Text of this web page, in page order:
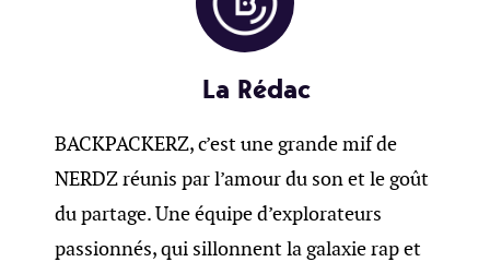
La Rédac
BACKPACKERZ, c’est une grande mif de
NERDZ réunis par l’amour du son et le goût
du partage. Une équipe d’explorateurs
passionnés, qui sillonnent la galaxie rap et